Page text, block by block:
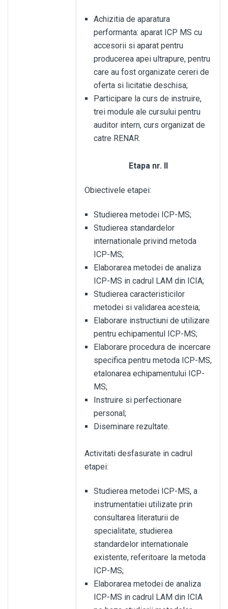
Achizitia de aparatura
performanta: aparat ICP MS cu
accesorii si aparat pentru
producerea apei ultrapure, pentru
care au fost organizate cereri de
oferta si licitatie deschisa;
Participare la curs de instruire,
trei module ale cursului pentru
auditor intern, curs organizat de
catre RENAR.
Etapa nr. II
Obiectivele etapei:
Studierea metodei ICP-MS;
Studierea standardelor
internationale privind metoda
ICP-MS;
Elaborarea metodei de analiza
ICP-MS in cadrul LAM din ICIA;
Studierea caracteristicilor
metodei si validarea acesteia;
Elaborare instructiuni de utilizare
pentru echipamentul ICP-MS;
Elaborare procedura de incercare
specifica pentru metoda ICP-MS,
etalonarea echipamentului ICP-
MS;
Instruire si perfectionare
personal;
Diseminare rezultate.
Activitati desfasurate in cadrul
etapei:
Studierea metodei ICP-MS, a
instrumentatiei utilizate prin
consultarea literaturii de
specialitate, studierea
standardelor internationale
existente, referitoare la metoda
ICP-MS;
Elaborarea metodei de analiza
ICP-MS in cadrul LAM din ICIA